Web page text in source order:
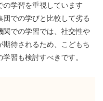
の学習を重視しています
での学びと比較して劣る
関での学習では、社交性や
待されるため、こどもち
習も検討すべきです。